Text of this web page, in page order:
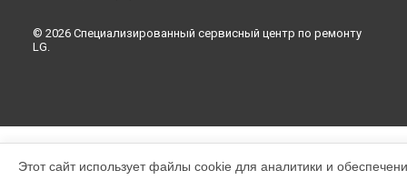
© 2026 Специализированный сервисный центр по ремонту
LG.
Этот сайт использует файлы cookie для аналитики и